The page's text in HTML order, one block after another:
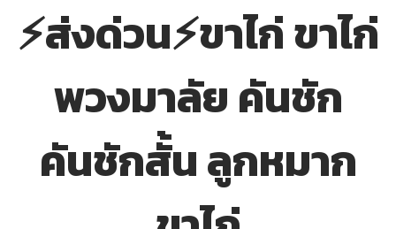
⚡ส่งด่วน⚡ขาไก่ ขาไก่
พวงมาลัย คันชัก
คันชักสั้น ลูกหมาก